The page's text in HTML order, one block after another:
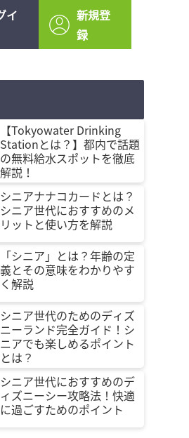
イ
新規登
録
【Tokyowater Drinking
Stationとは？】都内で話題
の無料給水スポットを徹底
解説！
シニアナナコカードとは？
シニア世代におすすめのメ
リットと使い方を解説
「シニア」とは？年齢の定
義とその意味をわかりやす
く解説
シニア世代のためのディズ
ニーランド完全ガイド！シ
ニアでも楽しめるポイント
とは？
シニア世代におすすめのデ
ィズニーシー攻略法！快適
に過ごすためのポイント